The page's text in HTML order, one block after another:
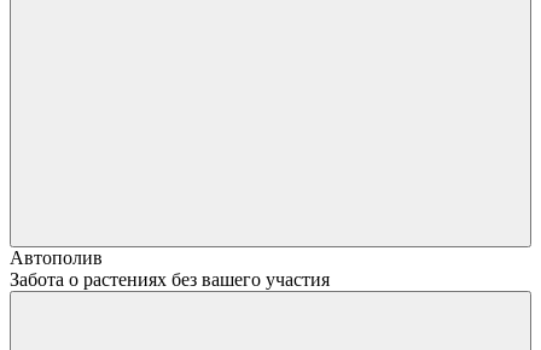
Автополив
Забота о растениях без вашего участия